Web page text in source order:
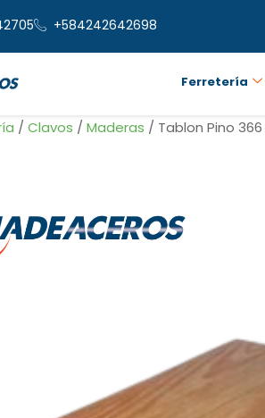
+584242642698
Ferretería
/ Clavos / Maderas / Tablon Pino 366